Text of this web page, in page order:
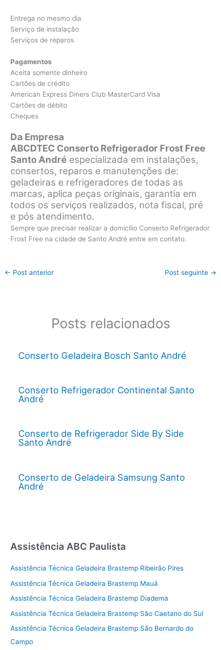
Entrega no mesmo dia
Serviço de instalação
Serviços de reparos
Pagamentos
Aceita somente dinheiro
Cartões de crédito
American Express Diners Club MasterCard Visa
Cartões de débito
Cheques
Da Empresa
ABCDTEC Conserto Refrigerador Frost Free
Santo André especializada em instalações,
consertos, reparos e manutenções de:
geladeiras e refrigeradores de todas as
marcas, aplica peças originais, garantia em
todos os serviços realizados, nota fiscal, pré
e pós atendimento.
Sempre que precisar realizar a domicílio Conserto Refrigerador
Frost Free na cidade de Santo André entre em contato.
← Post anterior Post seguinte →
Posts relacionados
Conserto Geladeira Bosch Santo André
Conserto Refrigerador Continental Santo
André
Conserto de Refrigerador Side By Side
Santo André
Conserto de Geladeira Samsung Santo
André
Assistência ABC Paulista
Assistência Técnica Geladeira Brastemp Ribeirão Pires
Assistência Técnica Geladeira Brastemp Mauá
Assistência Técnica Geladeira Brastemp Diadema
Assistência Técnica Geladeira Brastemp São Caetano do Sul
Assistência Técnica Geladeira Brastemp São Bernardo do
Campo